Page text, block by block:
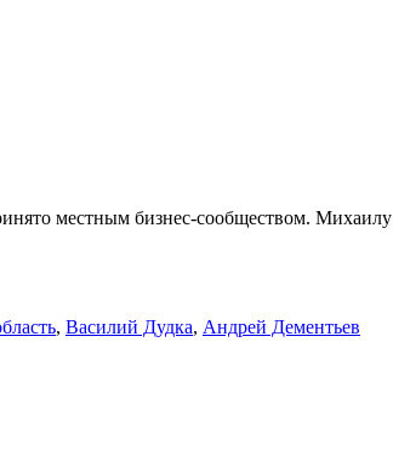
местным бизнес-сообществом.
, Василий Дудка, Андрей Дементьев